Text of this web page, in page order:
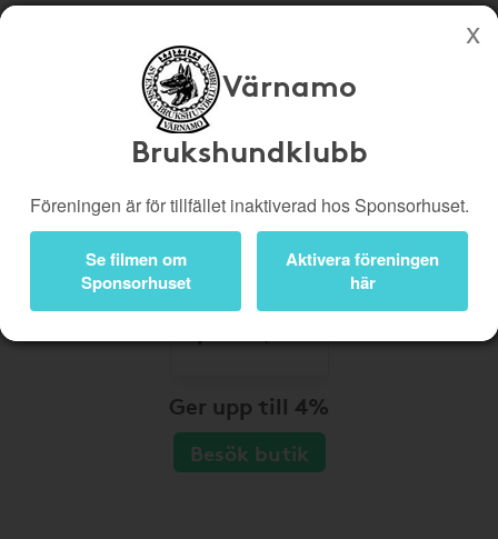
Köp genom denna sida stöttar Värnamo Brukshundklubb
Bli medlem
Logga in
Värnamo
Brukshundklubb
Föreningen är för tillfället inaktiverad hos Sponsorhuset.
Se filmen om
Sponsorhuset
Aktivera föreningen
här
Ger upp till 4%
Besök butik